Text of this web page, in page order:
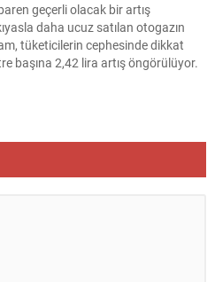
geçerli olacak bir artış
daha ucuz satılan otogazın
tüketicilerin cephesinde dikkat
başına 2,42 lira artış öngörülüyor.
bazı bölge fiyatları farklı seviyelerde
İstanbul için otogazın...